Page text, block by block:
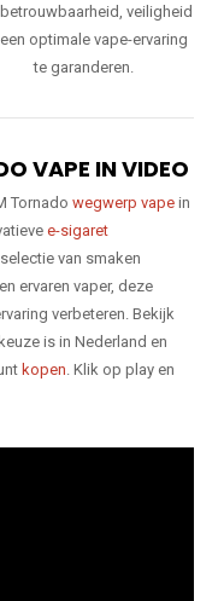
veiligheid
optimale vape-ervaring
te garanderen.
VAPE IN VIDEO
Tornado wegwerp vape in
e-sigaret
van smaken
ervaren vaper, deze
verbeteren. Bekijk
is in Nederland en
kopen. Klik op play en